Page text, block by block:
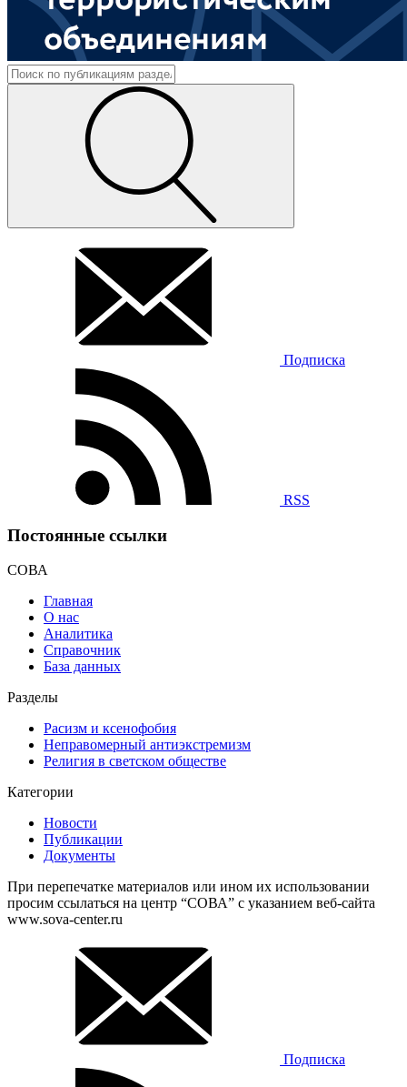
Подписка
RSS
Постоянные ссылки
СОВА
Главная
О нас
Аналитика
Справочник
База данных
Разделы
Расизм и ксенофобия
Неправомерный антиэкстремизм
Религия в светском обществе
Категории
Новости
Публикации
Документы
При перепечатке материалов или ином их использовании
просим ссылаться на центр “СОВА” с указанием веб-сайта
www.sova-center.ru
Подписка